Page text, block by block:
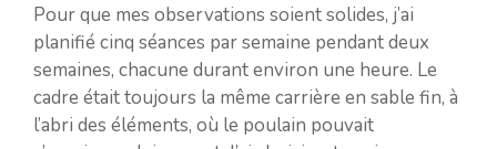
Pour que mes observations soient solides, j’ai
planifié cinq séances par semaine pendant deux
semaines, chacune durant environ une heure. Le
cadre était toujours la même carrière en sable fin, à
l’abri des éléments, où le poulain pouvait